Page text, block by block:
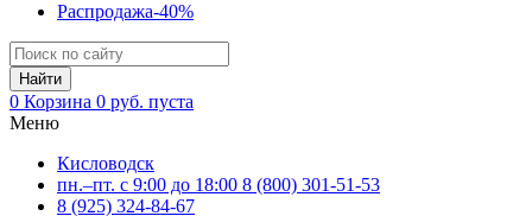
Распродажа-40%
0 Корзина 0 руб. пуста
Меню
Кисловодск
пн.–пт. с 9:00 до 18:00 8 (800) 301-51-53
8 (925) 324-84-67